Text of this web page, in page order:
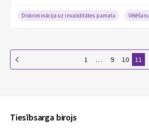
Diskriminācija uz invaliditātes pamata
1 … 9 10 11
Tiesībsarga birojs